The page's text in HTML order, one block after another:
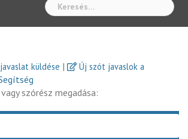
küldése |
Új szót javaslok a
szórész megadása: